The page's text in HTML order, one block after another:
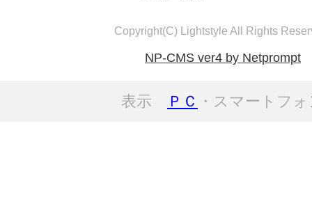
Copyright(C) Lightstyle All Rights
NP-CMS ver4 by Netprompt
表示 ＰＣ ・スマートフ